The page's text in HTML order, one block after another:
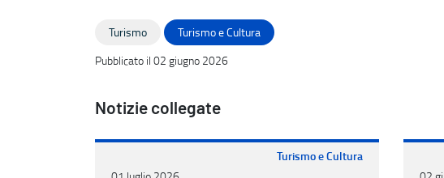
Turismo
Turismo e Cultura
Pubblicato il 02 giugno 2026
Notizie collegate
Turismo e Cultura